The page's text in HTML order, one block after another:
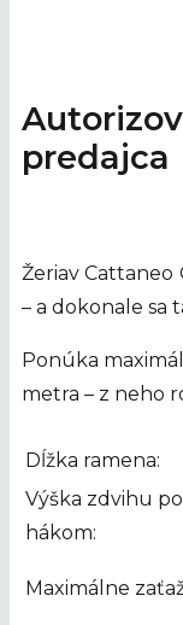
predajca
Žeriav Cattaneo
– a dokonale sa
Ponúka
metra – z neho
Dĺžka ramena:
Výška zdvihu
hákom:
Maximálne